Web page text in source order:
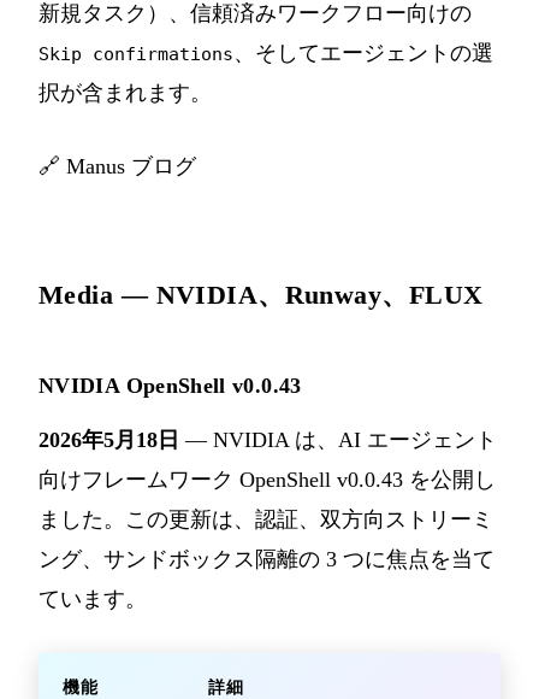
新規タスク）、信頼済みワークフロー向けの
Skip confirmations、そしてエージェントの選
択が含まれます。
🔗 Manus ブログ
Media — NVIDIA、Runway、FLUX
NVIDIA OpenShell v0.0.43
2026年5月18日 — NVIDIA は、AI エージェント
向けフレームワーク OpenShell v0.0.43 を公開し
ました。この更新は、認証、双方向ストリーミ
ング、サンドボックス隔離の 3 つに焦点を当て
ています。
機能 詳細